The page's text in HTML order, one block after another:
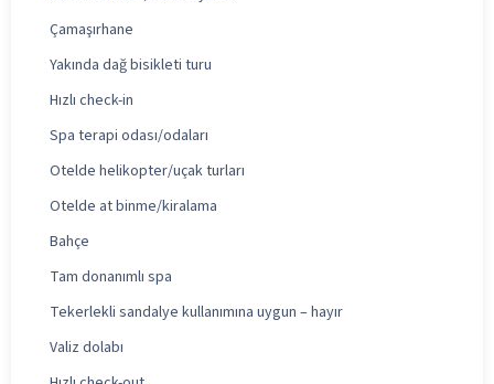
Çamaşırhane
Yakında dağ bisikleti turu
Hızlı check-in
Spa terapi odası/odaları
Otelde helikopter/uçak turları
Otelde at binme/kiralama
Bahçe
Tam donanımlı spa
Tekerlekli sandalye kullanımına uygun – hayır
Valiz dolabı